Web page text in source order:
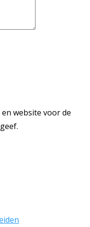
website voor de